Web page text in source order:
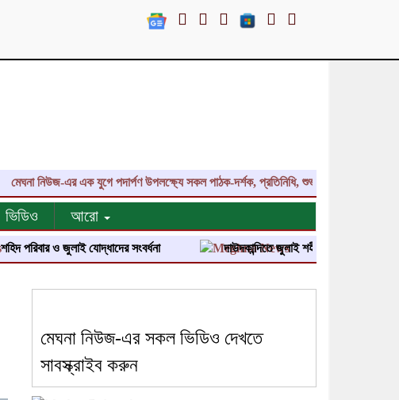
নিউজ-এর এক যুগে পদার্পণ উপলক্ষ্যে সকল পাঠক-দর্শক, প্রতিনিধি, শুভাকাঙ্ক্ষী, সহযোগী,
ভিডিও আরো
ও জুলাই যোদ্ধাদের সংবর্ধনা দাউদকান্দিতে জুলাই শহীদ পরিবার ও জুলাই যোদ্ধাদের
মেঘনা নিউজ-এর সকল ভিডিও দেখতে
সাবস্ক্রাইব করুন